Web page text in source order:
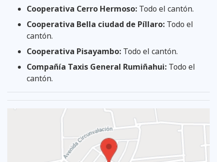
Cooperativa Cerro Hermoso: Todo el cantón.
Cooperativa Bella ciudad de Píllaro: Todo el
cantón.
Cooperativa Pisayambo: Todo el cantón.
Compañía Taxis General Rumiñahui: Todo el
cantón.